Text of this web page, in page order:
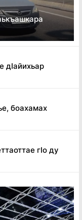
дӏайихьар
боахамах
гӏо ду